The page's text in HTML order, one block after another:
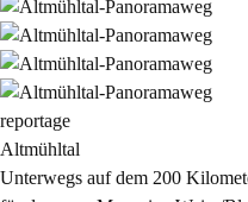
reportage
Altmühltal
Unterwegs auf dem 200